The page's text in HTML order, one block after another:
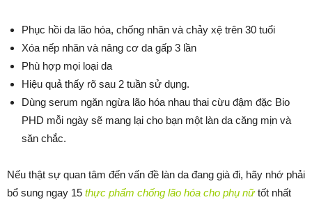
Phục hồi da lão hóa, chống nhăn và chảy xệ trên 30 tuổi
Xóa nếp nhăn và nâng cơ da gấp 3 lần
Phù hợp mọi loại da
Hiệu quả thấy rõ sau 2 tuần sử dụng.
Dùng serum ngăn ngừa lão hóa nhau thai cừu đậm đặc Bio
PHD mỗi ngày sẽ mang lại cho bạn một làn da căng mịn và
săn chắc.
Nếu thật sự quan tâm đến vấn đề làn da đang già đi, hãy nhớ phải
bổ sung ngay 15 thực phẩm chống lão hóa cho phụ nữtốt nhất